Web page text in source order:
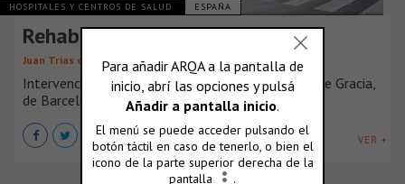
HOSPITALES Y CENTROS DE SALUD ESPAÑA
Rehabilitación en Gracia
Juan Trias de Bes
Intervención en un edificio existente en el barrio de Gracia,
de Barcelona, en el [...]
VER +